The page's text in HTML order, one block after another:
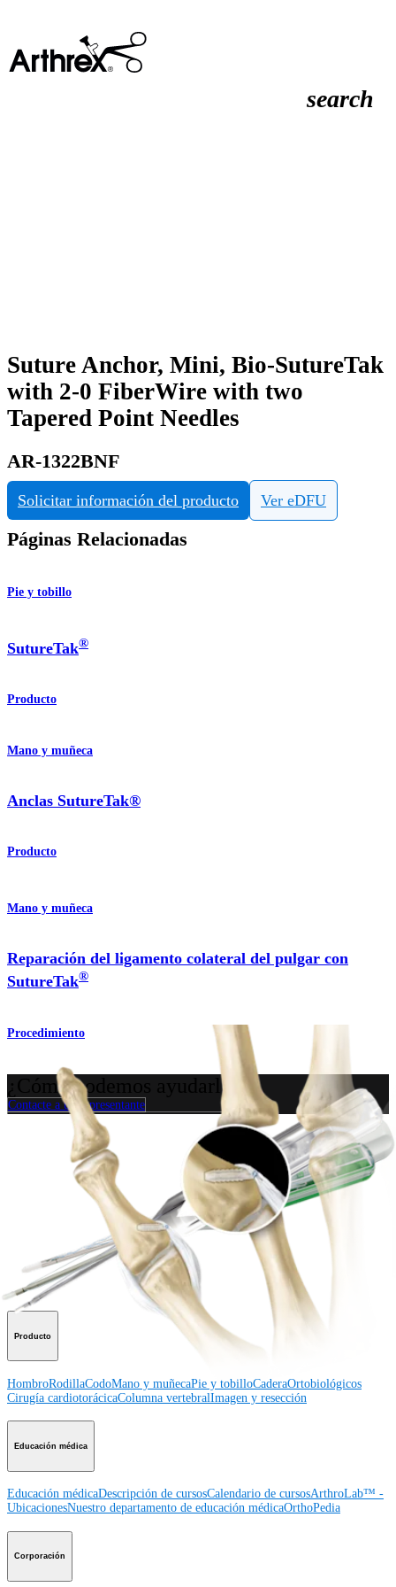
search
Suture Anchor, Mini, Bio-SutureTak
with 2-0 FiberWire with two
Tapered Point Needles
AR-1322BNF
Solicitar información del producto Ver eDFU
Páginas Relacionadas
Pie y tobillo
SutureTak®
Producto
Mano y muñeca
Anclas SutureTak®
Producto
Mano y muñeca
Reparación del ligamento colateral del pulgar con
SutureTak®
Procedimiento
¿Cómo podemos ayudarlo?
Contacte a un representante
Ver eventos, laboratorios y oportunidades educativas
Regístrese para recibir: ¿Qué hay de nuevo en Arthrex?
Conéctese con nosotros
HombroRodillaCodo Mano y muñeca Pie y
tobilloCadera OrtobiológicosCirugía cardiotorácica Columna vertebral
Producto
HombroRodillaCodoMano y muñecaPie y tobilloCaderaOrtobiológicos
Cirugía cardiotorácicaColumna vertebralImagen y resección
Educación médica
Educación médicaDescripción de cursosCalendario de cursosArthroLab™ -
UbicacionesNuestro departamento de educación médicaOrthoPedia
Corporación